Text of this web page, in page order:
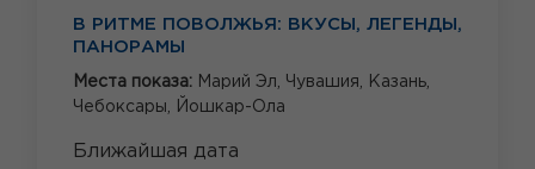
В РИТМЕ ПОВОЛЖЬЯ: ВКУСЫ, ЛЕГЕНДЫ,
ПАНОРАМЫ
Места показа: Марий Эл, Чувашия,
Казань,
Чебоксары,
Йошкар-Ола
Ближайшая дата